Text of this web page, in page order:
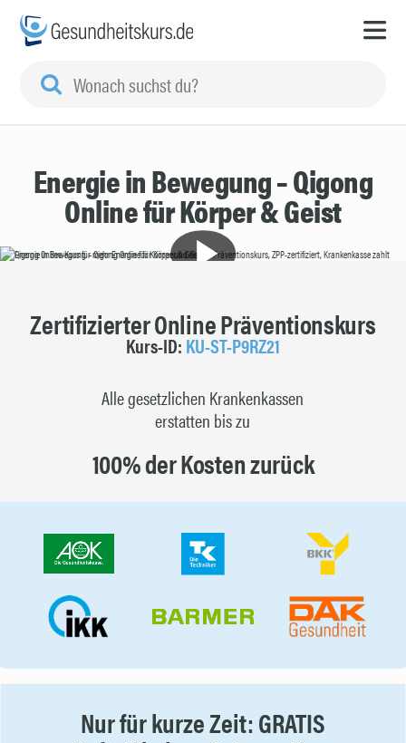
Energie in Bewegung – Qigong
Online für Körper & Geist
Zertifizierter Online Präventionskurs
Kurs-ID: KU-ST-P9RZ21
Alle gesetzlichen Krankenkassen
erstatten bis zu
100% der Kosten zurück
Nur für kurze Zeit: GRATIS